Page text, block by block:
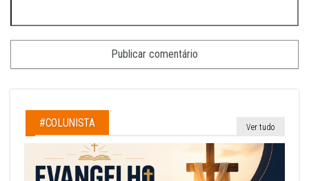
#COLUNISTA Ver tudo